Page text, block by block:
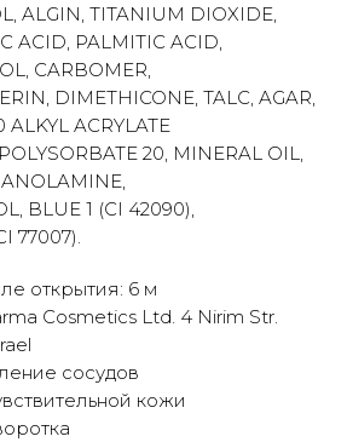
ALGIN, TITANIUM DIOXIDE,
ACID, PALMITIC ACID,
CARBOMER,
DIMETHICONE, TALC, AGAR,
ALKYL ACRYLATE
20, MINERAL OIL,
BLUE 1 (CI 42090),
77007).
открытия: 6 м
Cosmetics Ltd. 4 Nirim Str.
сосудов
кожи